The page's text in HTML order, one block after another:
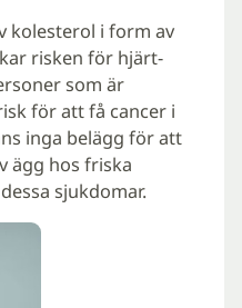
kolesterol i form av
risken för hjärt-
som är
för att få cancer i
inga belägg för att
ägg hos friska
sjukdomar.